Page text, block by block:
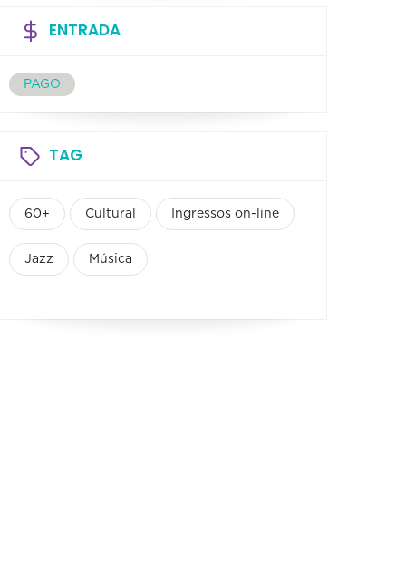
ENTRADA
PAGO
TAG
60+ Cultural Ingressos on-line
Jazz Música